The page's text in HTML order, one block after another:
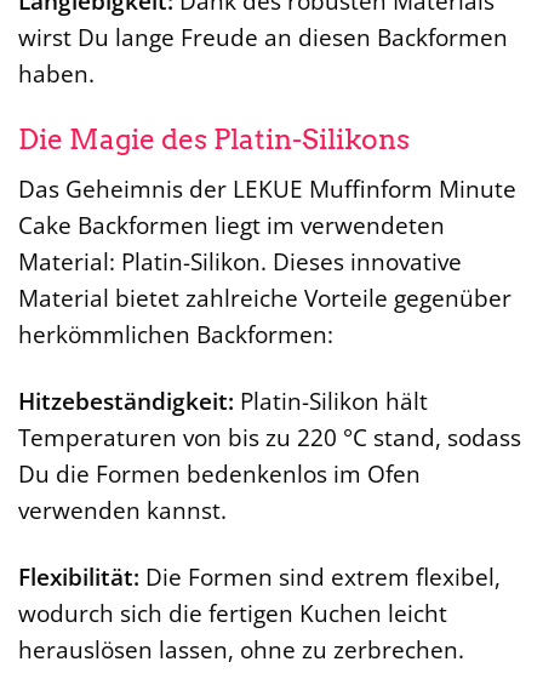
wirst Du lange Freude an diesen Backformen
haben.
Die Magie des Platin-Silikons
Das Geheimnis der LEKUE Muffinform Minute
Cake Backformen liegt im verwendeten
Material: Platin-Silikon. Dieses innovative
Material bietet zahlreiche Vorteile gegenüber
herkömmlichen Backformen:
Hitzebeständigkeit: Platin-Silikon hält
Temperaturen von bis zu 220 °C stand, sodass
Du die Formen bedenkenlos im Ofen
verwenden kannst.
Flexibilität: Die Formen sind extrem flexibel,
wodurch sich die fertigen Kuchen leicht
herauslösen lassen, ohne zu zerbrechen.